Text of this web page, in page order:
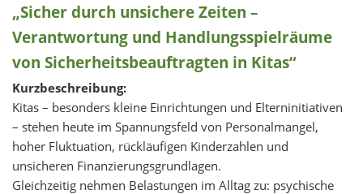
„Sicher durch unsichere Zeiten –
Verantwortung und Handlungsspielräume
von Sicherheitsbeauftragten in Kitas“
Kurzbeschreibung:
Kitas – besonders kleine Einrichtungen und Elterninitiativen
– stehen heute im Spannungsfeld von Personalmangel,
hoher Fluktuation, rückläufigen Kinderzahlen und
unsicheren Finanzierungsgrundlagen.
Gleichzeitig nehmen Belastungen im Alltag zu: psychische